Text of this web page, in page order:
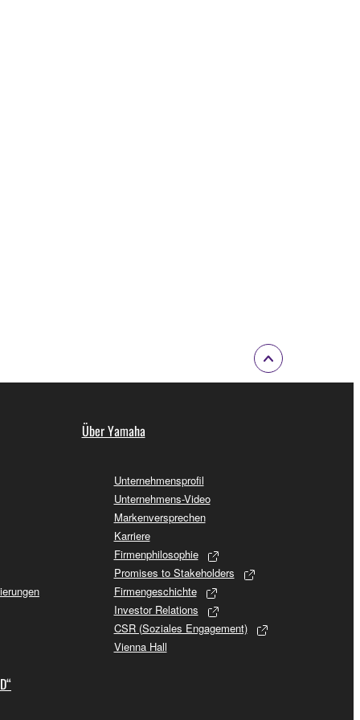
Über Yamaha
Unternehmensprofil
Unternehmens-Video
Markenversprechen
Karriere
Firmenphilosophie
Promises to Stakeholders
Firmengeschichte
Investor Relations
CSR (Soziales Engagement)
Vienna Hall